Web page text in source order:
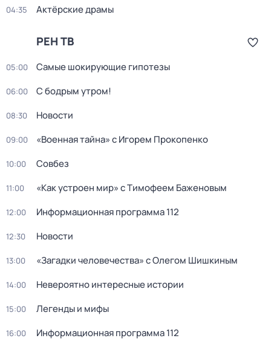
04:35 Актёрские драмы
РЕН ТВ
05:00 Самые шoкиpующие гипотезы
06:00 С бодрым утром!
08:30 Новости
09:00 «Военная тайна» с Игорем Прокопенко
10:00 Совбез
11:00 «Как устроен мир» с Тимофеем Баженовым
12:00 Информационная программа 112
12:30 Новости
13:00 «Загадки человечества» с Олегом Шишкиным
14:00 Невероятно интересные истории
15:00 Легенды и мифы
16:00 Информационная программа 112